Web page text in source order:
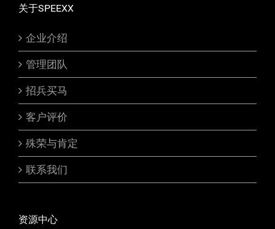
关于SPEEXX
企业介绍
管理团队
招兵买马
客户评价
殊荣与肯定
联系我们
资源中心